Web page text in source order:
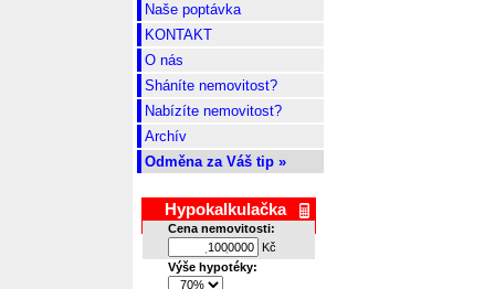
Naše poptávka
KONTAKT
O nás
Sháníte nemovitost?
Nabízíte nemovitost?
Archív
Odměna za Váš tip »
Hypokalkulačka
Cena nemovitosti:
Kč
.
.
Výše hypotéky: